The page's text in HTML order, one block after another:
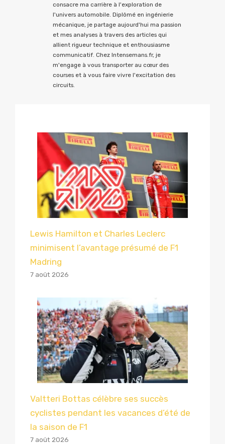
consacre ma carrière à l'exploration de
l'univers automobile. Diplômé en ingénierie
mécanique, je partage aujourd'hui ma passion
et mes analyses à travers des articles qui
allient rigueur technique et enthousiasme
communicatif. Chez Intensemans.fr, je
m'engage à vous transporter au cœur des
courses et à vous faire vivre l'excitation des
circuits.
Lewis Hamilton et Charles Leclerc
minimisent l’avantage présumé de F1
Madring
7 août 2026
Valtteri Bottas célèbre ses succès
cyclistes pendant les vacances d’été de
la saison de F1
7 août 2026